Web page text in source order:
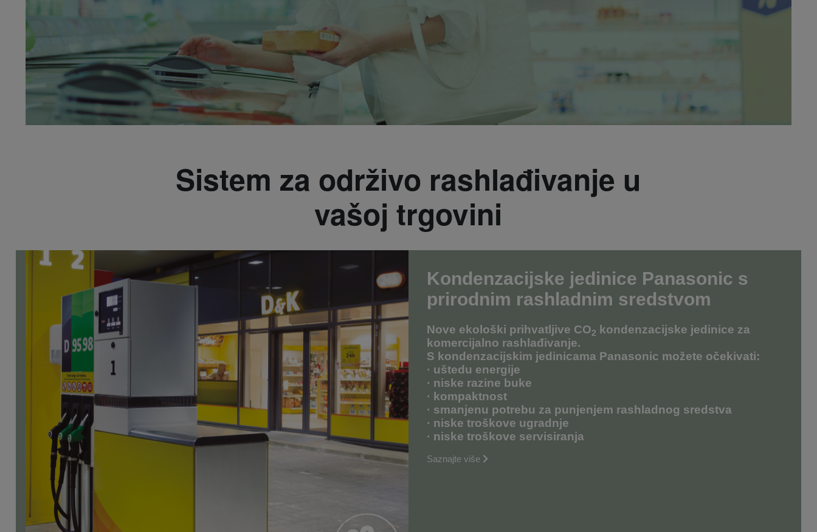
Sistem za održivo rashlađivanje u
vašoj trgovini
Kondenzacijske jedinice Panasonic s
prirodnim rashladnim sredstvom
Nove ekološki prihvatljive CO2
kondenzacijske jedinice za
komercijalno rashlađivanje.
S kondenzacijskim jedinicama Panasonic možete očekivati:
· uštedu energije
· niske razine buke
· kompaktnost
· smanjenu potrebu za punjenjem rashladnog sredstva
· niske troškove ugradnje
· niske troškove servisiranja
Saznajte više